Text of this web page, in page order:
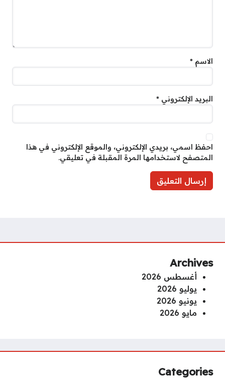
الاسم *
البريد الإلكتروني *
احفظ اسمي، بريدي الإلكتروني، والموقع الإلكتروني في هذا
المتصفح لاستخدامها المرة المقبلة في تعليقي.
Archives
أغسطس 2026
يوليو 2026
يونيو 2026
مايو 2026
Categories